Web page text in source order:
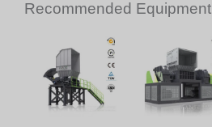
Recommended Equipment